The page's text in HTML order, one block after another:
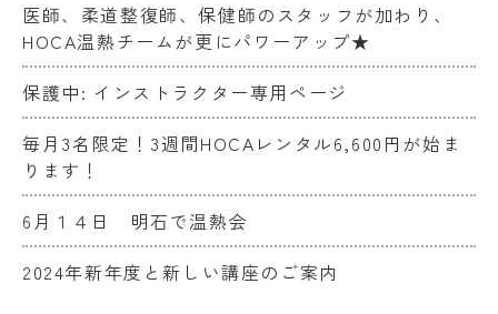
医師、柔道整復師、保健師のスタッフが加わり、
HOCA温熱チームが更にパワーアップ★
保護中: インストラクター専用ページ
毎月3名限定！3週間HOCAレンタル6,600円が始ま
ります！
6月１４日 明石で温熱会
2024年新年度と新しい講座のご案内